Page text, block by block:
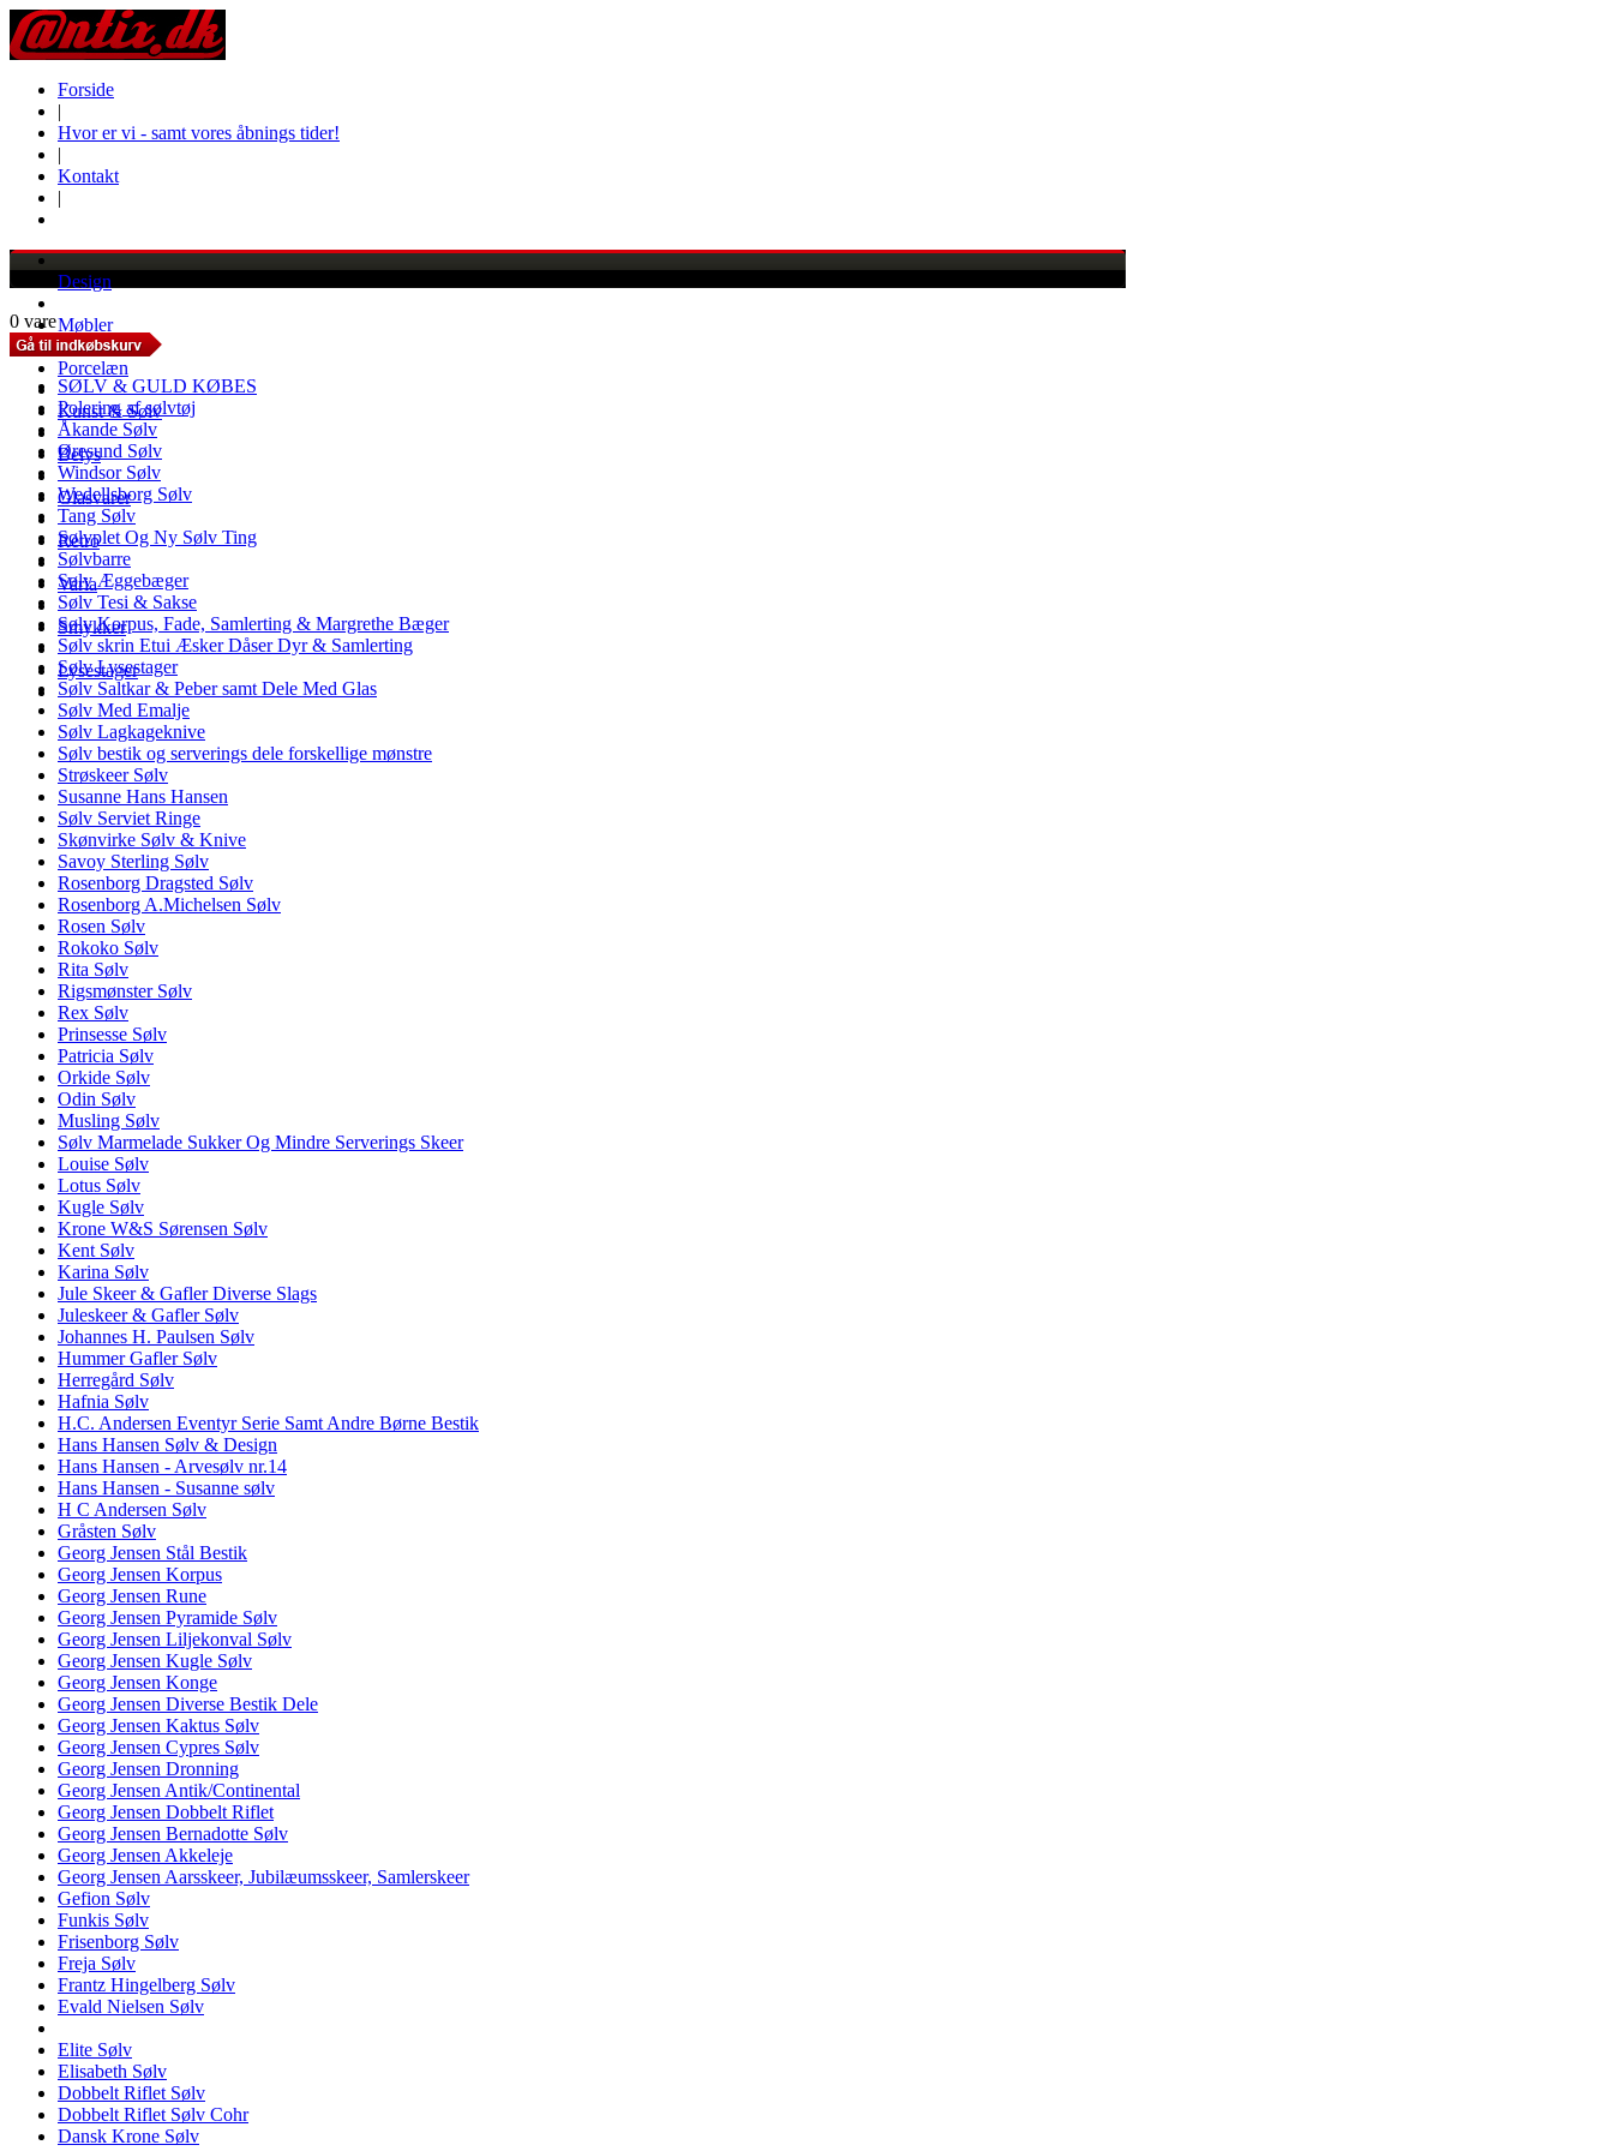
Forside
|
Hvor er vi - samt vores åbnings tider!
|
Kontakt
|
Design
Møbler
Porcelæn
Kunst & Sølv
Belys
Glasvarer
Retro
Varia
Smykker
Lysestager
0 vare
SØLV & GULD KØBES
Polering af sølvtøj
Åkande Sølv
Øresund Sølv
Windsor Sølv
Wedellsborg Sølv
Tang Sølv
Sølvplet Og Ny Sølv Ting
Sølvbarre
Sølv Æggebæger
Sølv Tesi & Sakse
Sølv Korpus, Fade, Samlerting & Margrethe Bæger
Sølv skrin Etui Æsker Dåser Dyr & Samlerting
Sølv Lysestager
Sølv Saltkar & Peber samt Dele Med Glas
Sølv Med Emalje
Sølv Lagkageknive
Sølv bestik og serverings dele forskellige mønstre
Strøskeer Sølv
Susanne Hans Hansen
Sølv Serviet Ringe
Skønvirke Sølv & Knive
Savoy Sterling Sølv
Rosenborg Dragsted Sølv
Rosenborg A.Michelsen Sølv
Rosen Sølv
Rokoko Sølv
Rita Sølv
Rigsmønster Sølv
Rex Sølv
Prinsesse Sølv
Patricia Sølv
Orkide Sølv
Odin Sølv
Musling Sølv
Sølv Marmelade Sukker Og Mindre Serverings Skeer
Louise Sølv
Lotus Sølv
Kugle Sølv
Krone W&S Sørensen Sølv
Kent Sølv
Karina Sølv
Jule Skeer & Gafler Diverse Slags
Juleskeer & Gafler Sølv
Johannes H. Paulsen Sølv
Hummer Gafler Sølv
Herregård Sølv
Hafnia Sølv
H.C. Andersen Eventyr Serie Samt Andre Børne Bestik
Hans Hansen Sølv & Design
Hans Hansen - Arvesølv nr.14
Hans Hansen - Susanne sølv
H C Andersen Sølv
Gråsten Sølv
Georg Jensen Stål Bestik
Georg Jensen Korpus
Georg Jensen Rune
Georg Jensen Pyramide Sølv
Georg Jensen Liljekonval Sølv
Georg Jensen Kugle Sølv
Georg Jensen Konge
Georg Jensen Diverse Bestik Dele
Georg Jensen Kaktus Sølv
Georg Jensen Cypres Sølv
Georg Jensen Dronning
Georg Jensen Antik/Continental
Georg Jensen Dobbelt Riflet
Georg Jensen Bernadotte Sølv
Georg Jensen Akkeleje
Georg Jensen Aarsskeer, Jubilæumsskeer, Samlerskeer
Gefion Sølv
Funkis Sølv
Frisenborg Sølv
Freja Sølv
Frantz Hingelberg Sølv
Evald Nielsen Sølv
Elite Sølv
Elisabeth Sølv
Dobbelt Riflet Sølv
Dobbelt Riflet Sølv Cohr
Dansk Krone Sølv